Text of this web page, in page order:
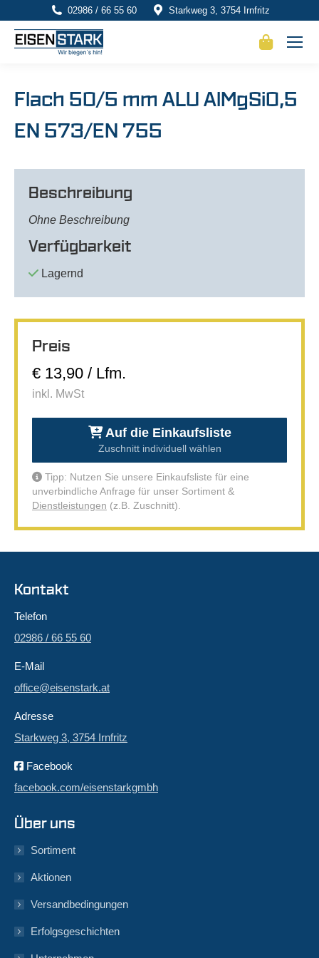
02986 / 66 55 60 Starkweg 3, 3754 Irnfritz
Flach 50/5 mm ALU AlMgSi0,5
EN 573/EN 755
Beschreibung
Ohne Beschreibung
Verfügbarkeit
Lagernd
Preis
€ 13,90 / Lfm.
inkl. MwSt
Auf die Einkaufsliste
Zuschnitt individuell wählen
Tipp: Nutzen Sie unsere Einkaufsliste für eine
unverbindliche Anfrage für unser Sortiment &
Dienstleistungen (z.B. Zuschnitt).
Kontakt
Telefon
02986 / 66 55 60
E-Mail
office@eisenstark.at
Adresse
Starkweg 3, 3754 Irnfritz
Facebook
facebook.com/eisenstarkgmbh
Über uns
Sortiment
Aktionen
Versandbedingungen
Erfolgsgeschichten